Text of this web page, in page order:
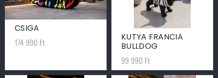
CSIGA
174 990 Ft
KUTYA FRANCIA
BULLDOG
99 990 Ft